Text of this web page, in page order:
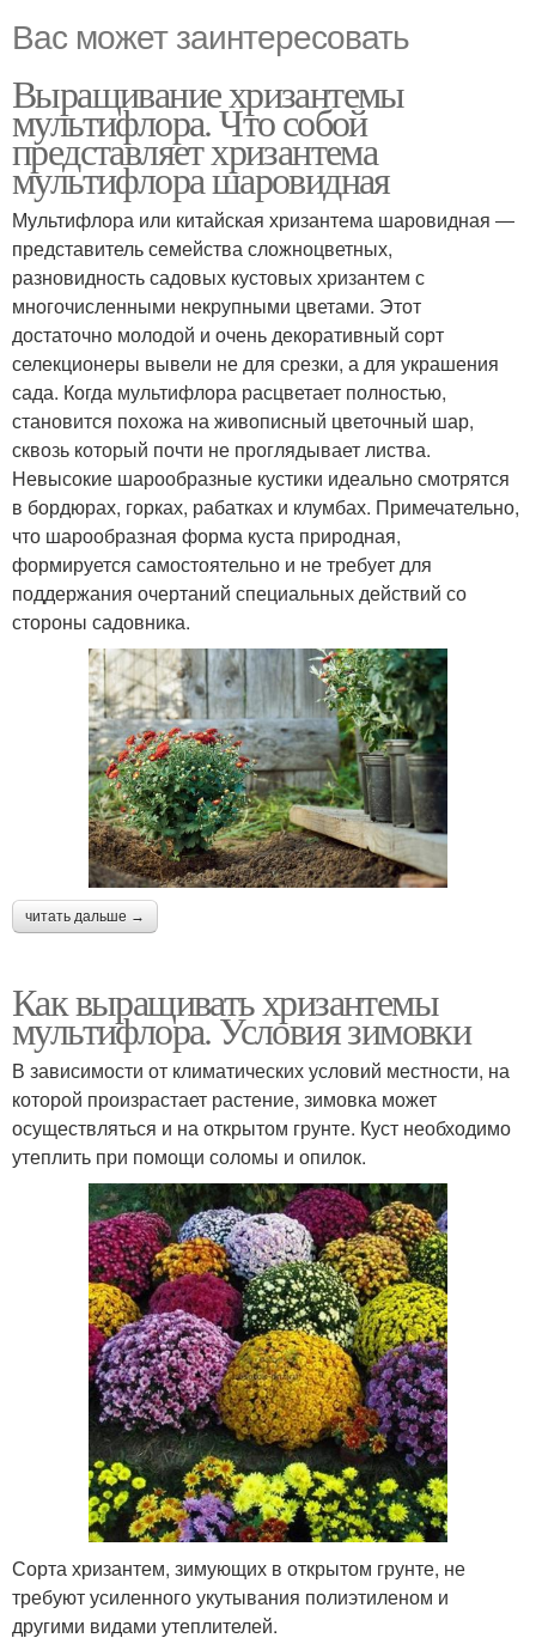
Вас может заинтересовать
Выращивание хризантемы
мультифлора. Что собой
представляет хризантема
мультифлора шаровидная
Мультифлора или китайская хризантема шаровидная ―
представитель семейства сложноцветных,
разновидность садовых кустовых хризантем с
многочисленными некрупными цветами. Этот
достаточно молодой и очень декоративный сорт
селекционеры вывели не для срезки, а для украшения
сада. Когда мультифлора расцветает полностью,
становится похожа на живописный цветочный шар,
сквозь который почти не проглядывает листва.
Невысокие шарообразные кустики идеально смотрятся
в бордюрах, горках, рабатках и клумбах. Примечательно,
что шарообразная форма куста природная,
формируется самостоятельно и не требует для
поддержания очертаний специальных действий со
стороны садовника.
читать дальше →
Как выращивать хризантемы
мультифлора. Условия зимовки
В зависимости от климатических условий местности, на
которой произрастает растение, зимовка может
осуществляться и на открытом грунте. Куст необходимо
утеплить при помощи соломы и опилок.
Сорта хризантем, зимующих в открытом грунте, не
требуют усиленного укутывания полиэтиленом и
другими видами утеплителей.